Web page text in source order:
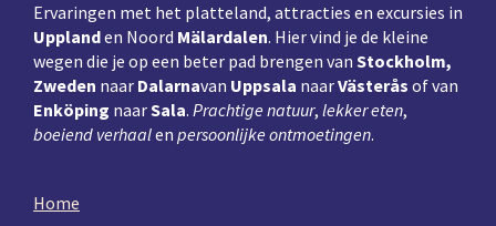
Ervaringen met het platteland, attracties en excursies in
Upplanden Noord Mälardalen. Hier vind je de kleine
wegen die je op een beter pad brengen van Stockholm,
Zweden naar Dalarnavan Uppsala naarVästerås of van
Enköping naarSala. Prachtige natuur, lekker eten,
boeiend verhaalen persoonlijke ontmoetingen.
Home